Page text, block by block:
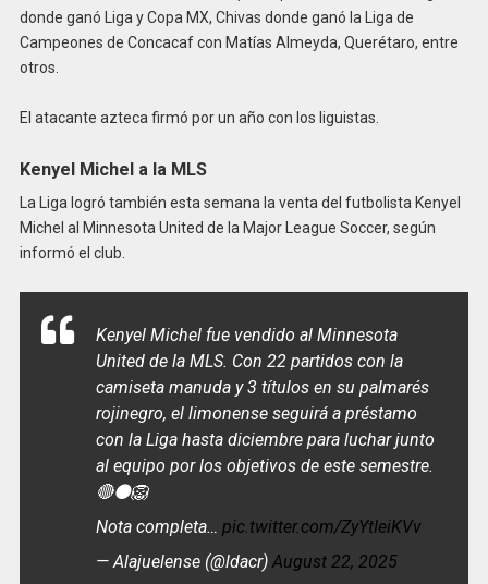
donde ganó Liga y Copa MX, Chivas donde ganó la Liga de
Campeones de Concacaf con Matías Almeyda, Querétaro, entre
otros.
El atacante azteca firmó por un año con los liguistas.
Kenyel Michel a la MLS
La Liga logró también esta semana la venta del futbolista Kenyel
Michel al Minnesota United de la Major League Soccer, según
informó el club.
Kenyel Michel fue vendido al Minnesota
United de la MLS. Con 22 partidos con la
camiseta manuda y 3 títulos en su palmarés
rojinegro, el limonense seguirá a préstamo
con la Liga hasta diciembre para luchar junto
al equipo por los objetivos de este semestre.
🔴⚫🦁
Nota completa… pic.twitter.com/ZyYtIeiKVv
— Alajuelense (@ldacr) August 22, 2025